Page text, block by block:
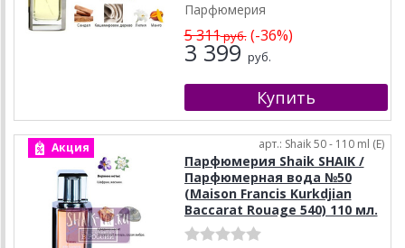
Парфюмерия
5 311руб.(-36%)
3 399 руб.
Акция арт.: Shaik 50 - 110 ml (E)
Парфюмерия Shaik SHAIK /
Парфюмерная вода №50
(Maison Francis Kurkdjian
Baccarat Rouage 540) 110 мл.